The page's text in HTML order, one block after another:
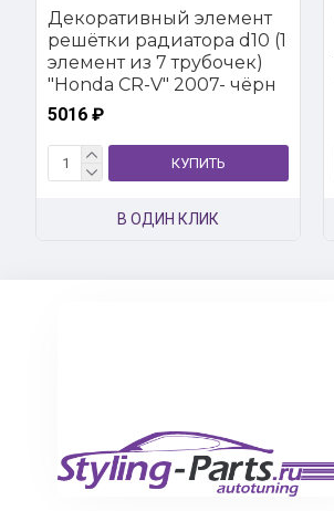
Декоративный элемент
решётки радиатора d10 (1
элемент из 7 трубочек)
"Honda CR-V" 2007- чёрн
5016 ₽
КУПИТЬ
В ОДИН КЛИК